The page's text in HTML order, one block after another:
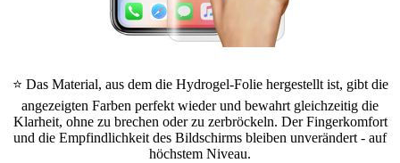
⭐ Das Material, aus dem die Hydrogel-Folie hergestellt ist, gibt die
angezeigten Farben perfekt wieder und bewahrt gleichzeitig die
Klarheit, ohne zu brechen oder zu zerbröckeln. Der Fingerkomfort
und die Empfindlichkeit des Bildschirms bleiben unverändert - auf
höchstem Niveau.